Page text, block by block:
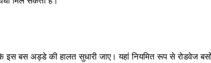
इस बस अड्डे की हालत सुधारी जाए। यहां नियमित रूप से रोडवेज